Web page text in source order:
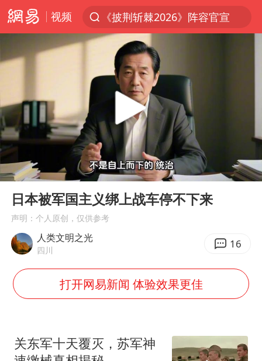
视频
美将每月供乌爱国者拦截导弹
全球最大级别运输船通过长江大桥
国足U17与阿森纳决赛取消 并列冠军
香港刷新1884年以来最高气温纪录
上海全力守护市民“菜篮子”
猫咪过火把节被抹成黑猫
Play
00:00 05:58
日本被军国主义绑上战车停不下来
声明：个人原创，仅供参考
人类文明之光
四川 16
打开网易新闻 体验效果更佳
关东军十天覆灭，苏军神